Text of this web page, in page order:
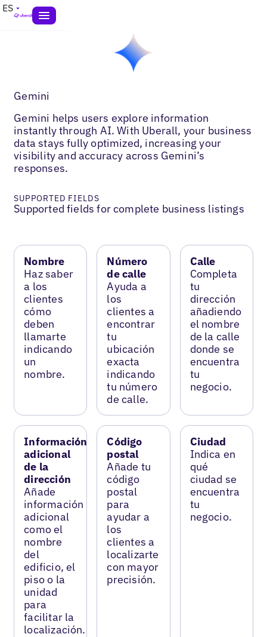
ES
Gemini
Gemini helps users explore information
instantly through AI. With Uberall, your business
data stays fully optimized, increasing your
visibility and accuracy across Gemini’s
responses.
SUPPORTED FIELDS
Supported fields for complete business listings
Nombre
Haz saber
a los
clientes
cómo
deben
llamarte
indicando
un
nombre.
Número
de calle
Ayuda a
los
clientes a
encontrar
tu
ubicación
exacta
indicando
tu número
de calle.
Calle
Completa
tu
dirección
añadiendo
el nombre
de la calle
donde se
encuentra
tu
negocio.
Información
adicional
de la
dirección
Añade
información
adicional
como el
nombre
del
edificio, el
piso o la
unidad
para
facilitar la
localización.
Código
postal
Añade tu
código
postal
para
ayudar a
los
clientes a
localizarte
con mayor
precisión.
Ciudad
Indica en
qué
ciudad se
encuentra
tu
negocio.